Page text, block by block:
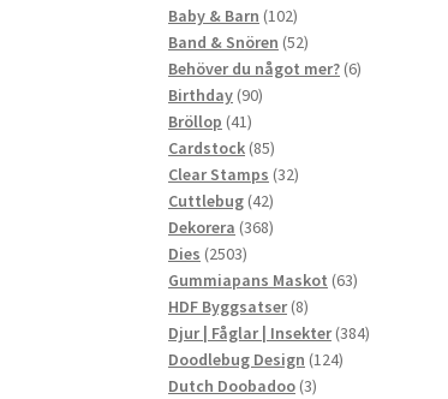
Baby & Barn 102102
produkter
Band & Snören 5252
produkter
Behöver du något mer? 66
Birthday 9090
Bröllop 4141
produkter
Cardstock 8585
produkter
Clear Stamps 3232
Cuttlebug 4242
produkter
Dekorera 368368
Dies 25032503
produkter
Gummiapans Maskot 6363
HDF Byggsatser 88
produkter
Djur | Fåglar | Insekter 384384
Doodlebug Design 124124
Dutch Doobadoo 33